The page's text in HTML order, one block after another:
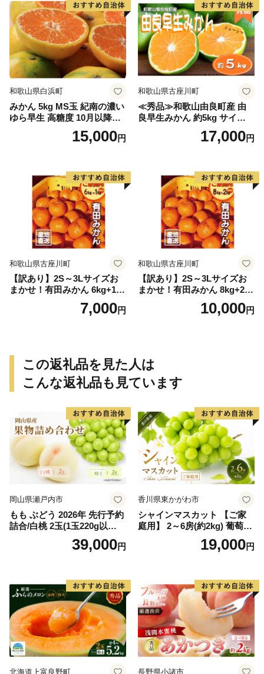
和歌山県白浜町
みかん 5kg MS玉 紀南の濃い
ゆら早生 高糖度 10月以降発
送 マルチ被覆栽培15,000円
和歌山県古座川町
≪秀品≫和歌山由良町産 由
良早生みかん 約5kg サイズお
まかせ【sml106C】17,000円
和歌山県古座川町
【訳あり】2S～3Lサイズお
まかせ！有田みかん 6kg+1kg
保証分 11月から12月下旬ま
でに順次発送致します。 / 訳
7,000円
和歌山県古座川町
【訳あり】2S～3Lサイズお
まかせ！有田みかん 8kg+2kg
保証分 11月から12月下旬ま
でに順次発送致します。 / 訳
10,000円
この返礼品を見た人は
こんな返礼品も見ています
岡山県瀬戸内市
もも ぶどう 2026年 先行予約
詰合/白桃 2玉(1玉220g以
上)・シャインマスカット 晴
39,000円
香川県東かがわ市
シャインマスカット 【ご家
庭用】 2～6房(約2kg) 葡萄 ぶ
どう ブドウ フルーツ 果物 く
だもの 果実 旬の果物 旬のフ
19,000円
北海道上富良野町 長野県小諸市